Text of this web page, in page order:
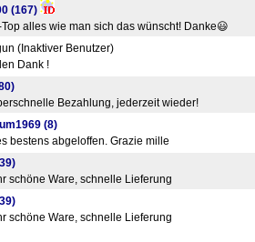
(167)
alles wie man sich das wünscht! Danke😃
(Inaktiver Benutzer)
Dank !
Bezahlung, jederzeit wieder!
(8)
bestens abgeloffen. Grazie mille
schöne Ware, schnelle Lieferung
schöne Ware, schnelle Lieferung